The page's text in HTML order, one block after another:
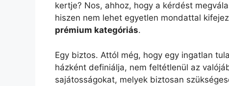
kertje? Nos, ahhoz, hogy a kérdést
hiszen nem lehet egyetlen mondattal
prémium kategóriás.
Egy biztos. Attól még, hogy egy ingatlan
házként definiálja, nem feltétlenül az
sajátosságokat, melyek biztosan